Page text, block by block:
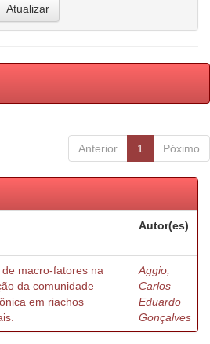
Anterior 1 Póximo
Autor(es)
macro-fatores na
da comunidade
em riachos
Aggio,
Carlos
Eduardo
Gonçalves